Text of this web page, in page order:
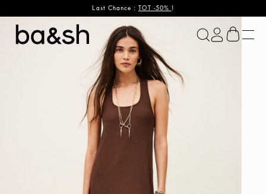
Last Chance : TOT -50% !
ba&sh